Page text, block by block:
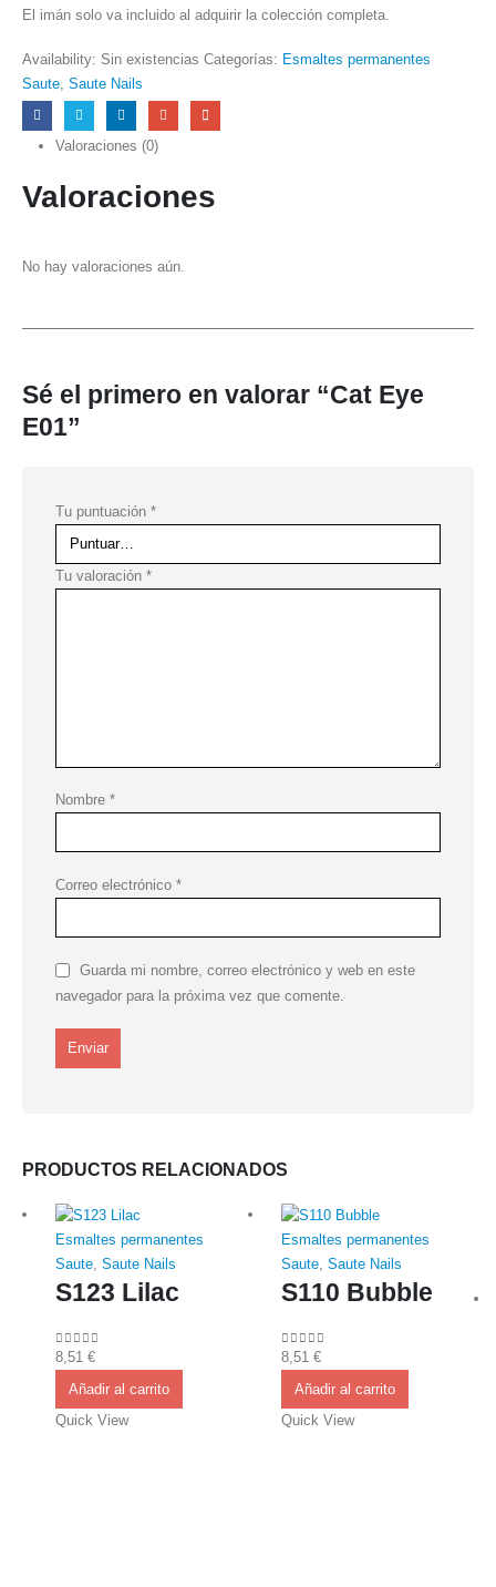
El imán solo va incluido al adquirir la colección completa.
Availability: Sin existencias Categorías: Esmaltes permanentes
Saute, Saute Nails
Valoraciones (0)
Valoraciones
No hay valoraciones aún.
Sé el primero en valorar “Cat Eye
E01”
Tu puntuación *
Tu valoración *
Nombre *
Correo electrónico *
Guarda mi nombre, correo electrónico y web en este
navegador para la próxima vez que comente.
PRODUCTOS RELACIONADOS
Esmaltes permanentes
Saute, Saute Nails
S123 Lilac
0out of 5
8,51 €
Añadir al carrito
Quick View
Esmaltes permanentes
Saute, Saute Nails
S110 Bubble
0out of 5
8,51 €
Añadir al carrito
Quick View